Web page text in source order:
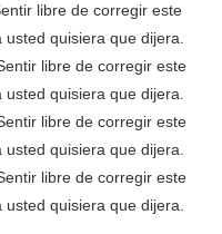
libre de corregir este
quisiera que dijera.
libre de corregir este
quisiera que dijera.
libre de corregir este
quisiera que dijera.
libre de corregir este
quisiera que dijera.